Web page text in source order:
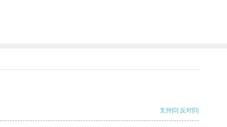
支持[0] 反对[0]